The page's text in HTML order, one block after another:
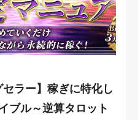
ラー】稼ぎに特化し
ブル～逆算タロット